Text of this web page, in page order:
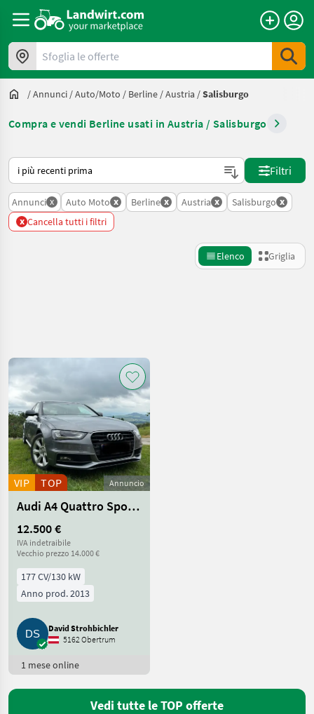
Sfoglia le offerte
/Annunci /Auto/moto / Berline /Austria /Salisburgo
Compra e vendi Berline usati in Austria / Salisburgo
Ecco come viene ordinato su Landwirt.com
Filtri
Annunci x Auto Moto x Berline x Austria x Salisburgo x
x Cancella tutti i filtri
Elenco Griglia
Categoria 4 Paese
PERCORSO
ATTUALE
Auto/camion/moto
Auto
Moto
Berline
SCEGLI
Sonstige
14
Audi
3
Ford
2
Reimposta
Mostra
risultati
Annuncio
VIP TOP
Audi A4 Quattro Sport S-tronic
12.500 €
IVA indetraibile
Vecchio prezzo 14.000 €
177 CV/130 kW
Anno prod. 2013
David Strohbichler
5162 Obertrum
1 mese online
Vedi tutte le TOP offerte